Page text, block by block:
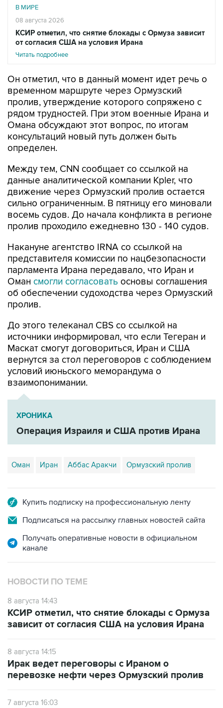
В МИРЕ
08 августа 2026
КСИР отметил, что снятие блокады с Ормуза зависит
от согласия США на условия Ирана
Читать подробнее
Он отметил, что в данный момент идет речь о
временном маршруте через Ормузский
пролив, утверждение которого сопряжено с
рядом трудностей. При этом военные Ирана и
Омана обсуждают этот вопрос, по итогам
консультаций новый путь должен быть
определен.
Между тем, CNN сообщает со ссылкой на
данные аналитической компании Kpler, что
движение через Ормузский пролив остается
сильно ограниченным. В пятницу его миновали
восемь судов. До начала конфликта в регионе
пролив проходило ежедневно 130 - 140 судов.
Накануне агентство IRNA со ссылкой на
представителя комиссии по нацбезопасности
парламента Ирана передавало, что Иран и
Оман смогли согласовать основы соглашения
об обеспечении судоходства через Ормузский
пролив.
До этого телеканал CBS со ссылкой на
источники информировал, что если Тегеран и
Маскат смогут договориться, Иран и США
вернутся за стол переговоров с соблюдением
условий июньского меморандума о
взаимопонимании.
ХРОНИКА
Операция Израиля и США против Ирана
Оман Иран Аббас Аракчи Ормузский пролив
Купить подписку на профессиональную ленту
Подписаться на рассылку главных новостей сайта
Получать оперативные новости в официальном
канале
НОВОСТИ ПО ТЕМЕ
8 августа 14:43
КСИР отметил, что снятие блокады с Ормуза
зависит от согласия США на условия Ирана
8 августа 14:15
Ирак ведет переговоры с Ираном о
перевозке нефти через Ормузский пролив
7 августа 16:03